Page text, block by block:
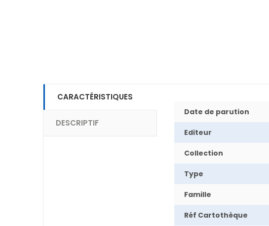
CARACTÉRISTIQUES
DESCRIPTIF
Date de parution
Editeur
Collection
Type
Famille
Réf Cartothèque